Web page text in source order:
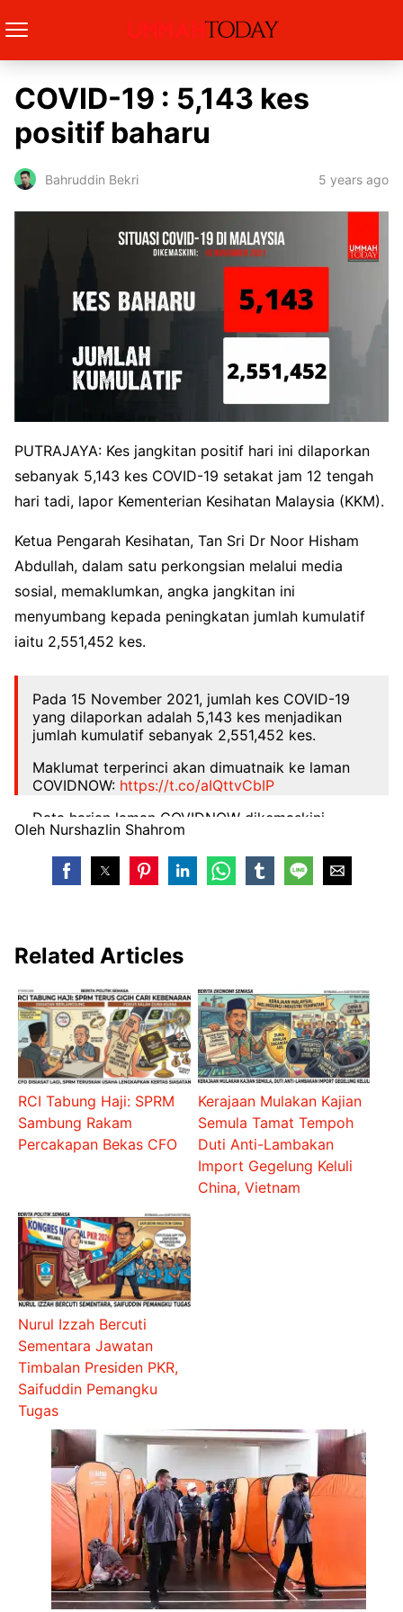
COVID-19 : 5,143 kes
positif baharu
Bahruddin Bekri 5 years ago
PUTRAJAYA: Kes jangkitan positif hari ini dilaporkan
sebanyak 5,143 kes COVID-19 setakat jam 12 tengah
hari tadi, lapor Kementerian Kesihatan Malaysia (KKM).
Ketua Pengarah Kesihatan, Tan Sri Dr Noor Hisham
Abdullah, dalam satu perkongsian melalui media
sosial, memaklumkan, angka jangkitan ini
menyumbang kepada peningkatan jumlah kumulatif
iaitu 2,551,452 kes.
Pada 15 November 2021, jumlah kes COVID-19
yang dilaporkan adalah 5,143 kes menjadikan
jumlah kumulatif sebanyak 2,551,452 kes.
Maklumat terperinci akan dimuatnaik ke laman
COVIDNOW: https://t.co/aIQttvCbIP
Data harian laman COVIDNOW dikemaskini
sekaligus selepas tengah malam.
pic.twitter.com/kLoubrPeeG
— Noor Hisham Abdullah (@DGHisham)
Oleh Nurshazlin Shahrom
Related Articles
RCI Tabung Haji: SPRM
Sambung Rakam
Percakapan Bekas CFO
Kerajaan Mulakan Kajian
Semula Tamat Tempoh
Duti Anti-Lambakan
Import Gegelung Keluli
China, Vietnam
Nurul Izzah Bercuti
Sementara Jawatan
Timbalan Presiden PKR,
Saifuddin Pemangku
Tugas